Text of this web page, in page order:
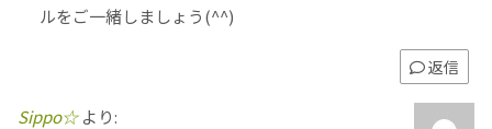
ルをご一緒しましょう(^^)
返信
Sippo☆ より: